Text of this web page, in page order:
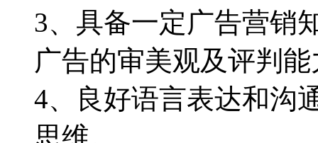
3、具备一定广告营销
广告的审美观及评判
4、良好语言表达和沟